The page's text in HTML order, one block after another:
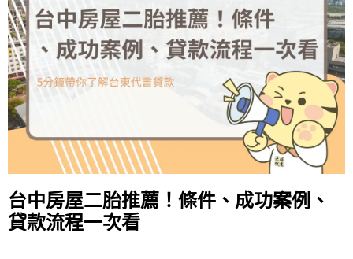
台中房屋二胎推薦！條件、成功案例、
貸款流程一次看